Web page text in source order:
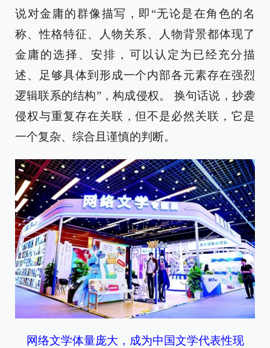
说对金庸的群像描写，即“无论是在角色的名
称、性格特征、人物关系、人物背景都体现了
金庸的选择、安排，可以认定为已经充分描
述、足够具体到形成一个内部各元素存在强烈
逻辑联系的结构”，构成侵权。 换句话说，抄袭
侵权与重复存在关联，但不是必然关联，它是
一个复杂、综合且谨慎的判断。
网络文学体量庞大，成为中国文学代表性现